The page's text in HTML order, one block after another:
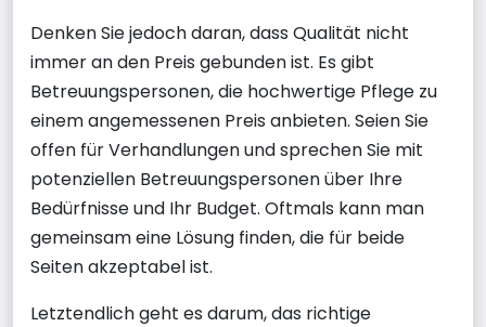
Denken Sie jedoch daran, dass Qualität nicht
immer an den Preis gebunden ist. Es gibt
Betreuungspersonen, die hochwertige Pflege zu
einem angemessenen Preis anbieten. Seien Sie
offen für Verhandlungen und sprechen Sie mit
potenziellen Betreuungspersonen über Ihre
Bedürfnisse und Ihr Budget. Oftmals kann man
gemeinsam eine Lösung finden, die für beide
Seiten akzeptabel ist.
Letztendlich geht es darum, das richtige